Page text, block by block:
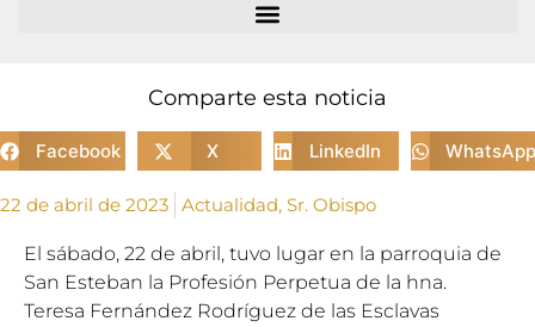
Comparte esta noticia
Facebook X LinkedIn WhatsApp
22 de abril de 2023 Actualidad, Sr. Obispo
El sábado, 22 de abril, tuvo lugar en la parroquia de
San Esteban la Profesión Perpetua de la hna.
Teresa Fernández Rodríguez de las Esclavas